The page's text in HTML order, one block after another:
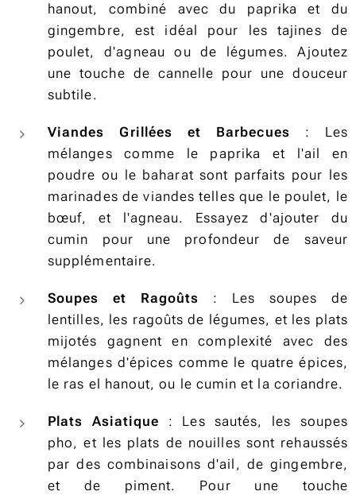
hanout, combiné avec du paprika et du
gingembre, est idéal pour les tajines de
poulet, d'agneau ou de légumes. Ajoutez
une touche de cannelle pour une douceur
subtile.
Viandes Grillées et Barbecues : Les
mélanges comme le paprika et l'ail en
poudre ou le baharat sont parfaits pour les
marinades de viandes telles que le poulet, le
bœuf, et l'agneau. Essayez d'ajouter du
cumin pour une profondeur de saveur
supplémentaire.
Soupes et Ragoûts : Les soupes de
lentilles, les ragoûts de légumes, et les plats
mijotés gagnent en complexité avec des
mélanges d'épices comme le quatre épices,
le ras el hanout, ou le cumin et la coriandre.
Plats Asiatique : Les sautés, les soupes
pho, et les plats de nouilles sont rehaussés
par des combinaisons d'ail, de gingembre,
et de piment. Pour une touche